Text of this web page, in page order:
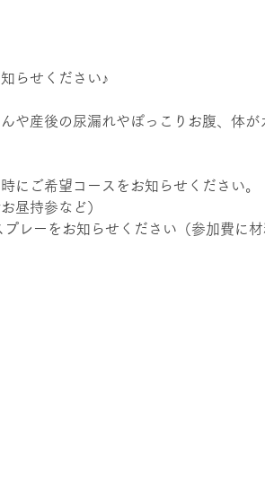
らせください♪
や産後の尿漏れやぽっこりお腹、体が
にご希望コースをお知らせください。
昼持参など）
レーをお知らせください（参加費に